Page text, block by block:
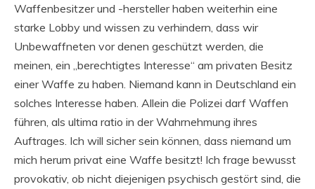
Waffenbesitzer und -hersteller haben weiterhin eine
starke Lobby und wissen zu verhindern, dass wir
Unbewaffneten vor denen geschützt werden, die
meinen, ein „berechtigtes Interesse“ am privaten Besitz
einer Waffe zu haben. Niemand kann in Deutschland ein
solches Interesse haben. Allein die Polizei darf Waffen
führen, als ultima ratio in der Wahrnehmung ihres
Auftrages. Ich will sicher sein können, dass niemand um
mich herum privat eine Waffe besitzt! Ich frage bewusst
provokativ, ob nicht diejenigen psychisch gestört sind, die